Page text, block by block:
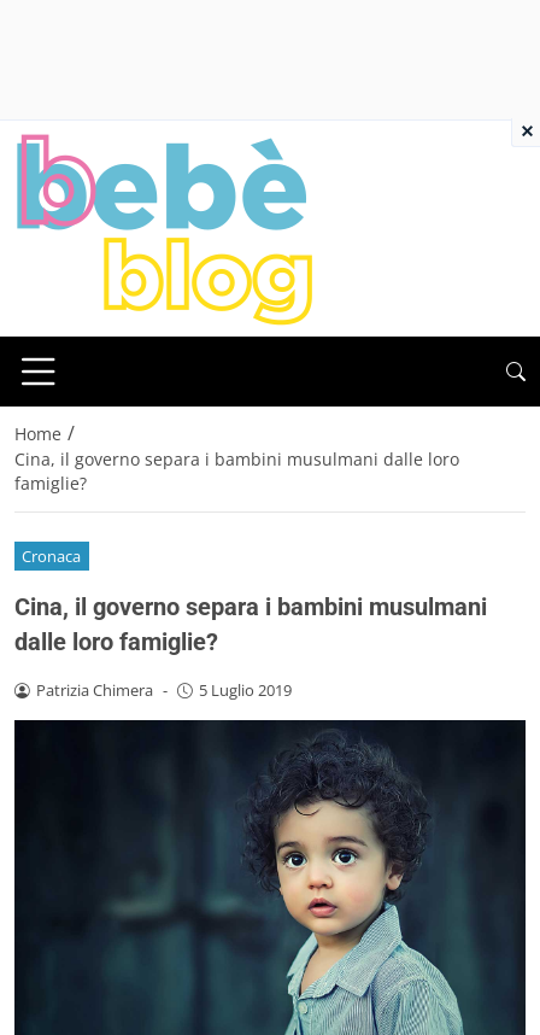
Home /
Cina, il governo separa i bambini musulmani dalle loro
famiglie?
Cronaca
Cina, il governo separa i bambini musulmani
dalle loro famiglie?
Patrizia Chimera - 5 Luglio 2019
×